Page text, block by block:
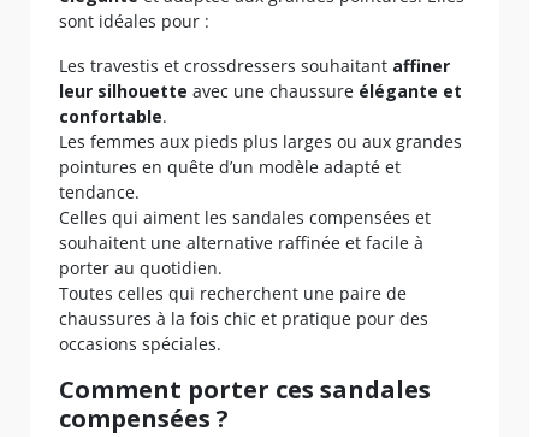
sont idéales pour :
Les travestis et crossdressers souhaitant affiner
leur silhouette avec une chaussure élégante et
confortable.
Les femmes aux pieds plus larges ou aux grandes
pointures en quête d’un modèle adapté et
tendance.
Celles qui aiment les sandales compensées et
souhaitent une alternative raffinée et facile à
porter au quotidien.
Toutes celles qui recherchent une paire de
chaussures à la fois chic et pratique pour des
occasions spéciales.
Comment porter ces sandales
compensées ?